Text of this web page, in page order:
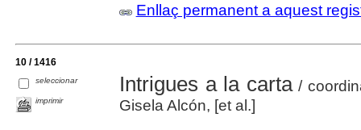
Enllaç permanent a aquest
10 / 1416
seleccionar
imprimir
Intrigues a la carta/
Gisela Alcón, [et al.]